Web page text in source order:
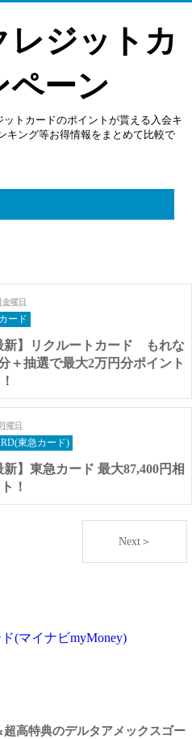
レジットカ
ペーン
トカードのポイントが貰える入会キ
キング等お得情報をまとめて比較で
金曜日
ード
新】リクルートカード もれな
＋抽選で最大2万円分ポイント
曜日
東急カード)
新】東急カード 最大87,400円相
！
Next＞
(マイナビmyMoney)
高特典のデルタアメックスゴー